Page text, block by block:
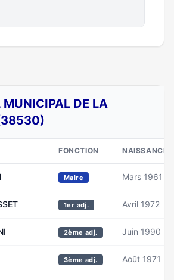
MUNICIPAL DE LA
FONCTION NAISSANCE
Maire Mars 1961
1er adj. Avril 1972
2ème adj. Juin 1990
3ème adj. Août 1971